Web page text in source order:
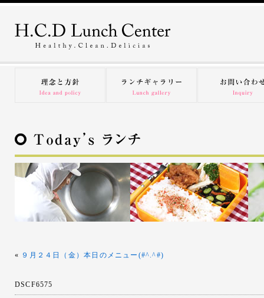
« ９月２４日（金）本日のメニュー(#^.^#)
DSCF6575